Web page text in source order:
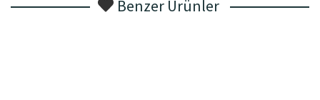
Benzer Ürünler